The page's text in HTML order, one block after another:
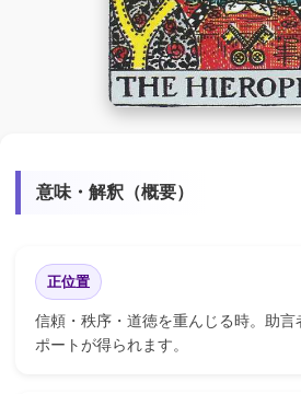
意味・解釈（概要）
正位置
信頼・秩序・道徳を重んじる時。助
ポートが得られます。